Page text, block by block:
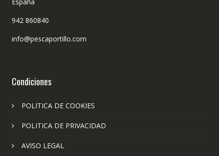
942 860840
info@pescaportillo.com
Condiciones
POLITICA DE COOKIES
POLITICA DE PRIVACIDAD
AVISO LEGAL